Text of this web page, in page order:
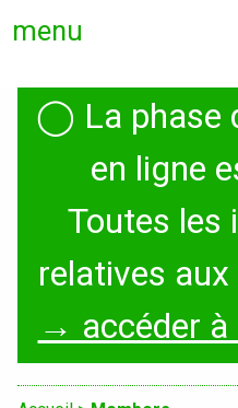
menu
Actualités
Candidatures
Graphisme,
◯ La phase
en ligne
Toutes les
relatives
→ accéder à